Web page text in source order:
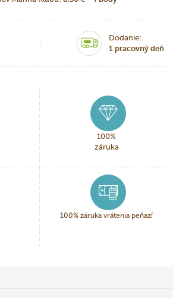
Dodanie:
1 pracovný deň
100%
záruka
100% záruka vrátenia peňazí